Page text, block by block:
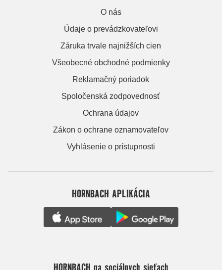
O nás
Údaje o prevádzkovateľovi
Záruka trvale najnižších cien
Všeobecné obchodné podmienky
Reklamačný poriadok
Spoločenská zodpovednosť
Ochrana údajov
Zákon o ochrane oznamovateľov
Vyhlásenie o prístupnosti
HORNBACH APLIKÁCIA
HORNBACH na sociálnych sieťach